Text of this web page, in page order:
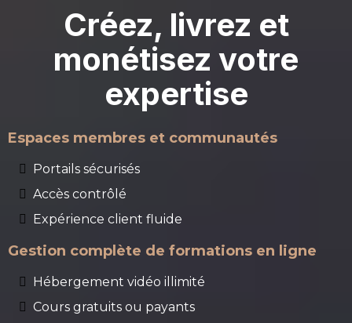
Créez, livrez et
monétisez votre
expertise
Espaces membres et communautés
Portails sécurisés
Accès contrôlé
Expérience client fluide
Gestion complète de formations en ligne
Hébergement vidéo illimité
Cours gratuits ou payants